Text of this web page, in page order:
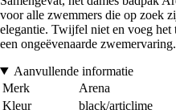
voor alle zwemmers die op zoek
elegantie. Twijfel niet en voeg
een ongeëvenaarde zwemervaring.
Aanvullende informatie
Merk
Arena
Kleur
black/articlime